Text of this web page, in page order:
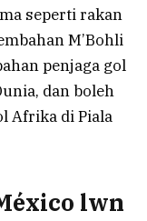
seperti rakan
M’Bohli
penjaga gol
dan boleh
Afrika di Piala
lwn